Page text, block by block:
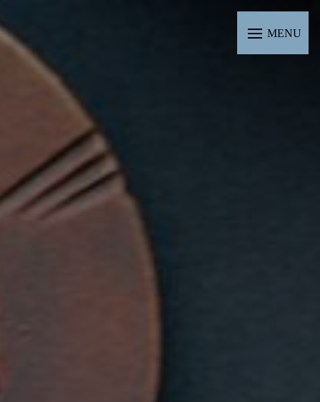
MENU